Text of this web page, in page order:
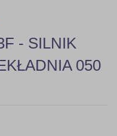
- SILNIK
050